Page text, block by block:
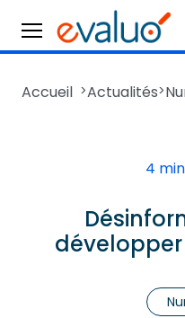
Accueil >Actualités>
4
développer